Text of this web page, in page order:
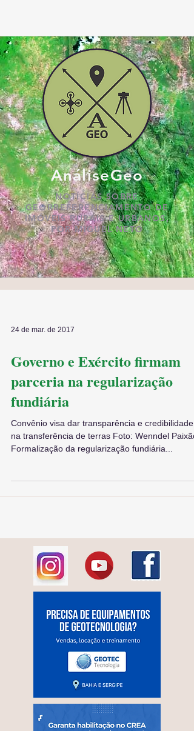
AnáliseGeo
NOTÍCIAS SOBRE
GEORREFERENCIAMENTO DE
IMÓVEIS RURAIS E URBANOS,
POR MIGUEL NETO
24 de mar. de 2017
Governo e Exército firmam
parceria na regularização
fundiária
Convênio visa dar transparência e credibilidade
na transferência de terras Foto: Wenndel Paixão
Formalização da regularização fundiária...